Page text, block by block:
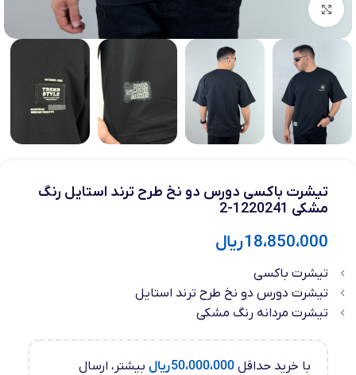
بزرگنمایی تصویر
تیشرت باکسی دورس دو نخ طرح ترند استایل رنگ
مشکی 1220241-2
18،850،000ریال
تیشرت باکسی
تیشرت دورس دو نخ طرح ترند استایل
تیشرت مردانه رنگ مشکی
با خرید حداقل 50،000،000ریال بیشتر، ارسال